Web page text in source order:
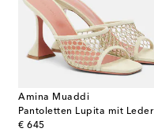
Amina Muaddi
Pantoletten Lupita mit Leder
€ 645
original price